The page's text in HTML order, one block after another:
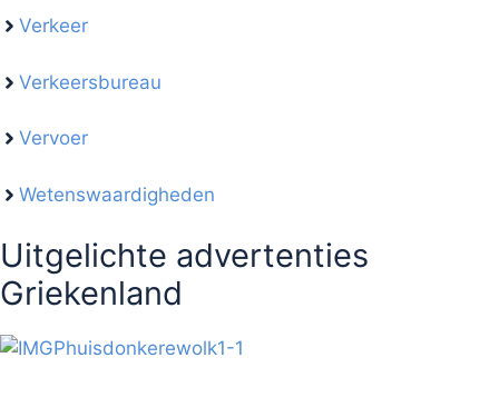
Verkeer
Verkeersbureau
Vervoer
Wetenswaardigheden
Uitgelichte advertenties
Griekenland